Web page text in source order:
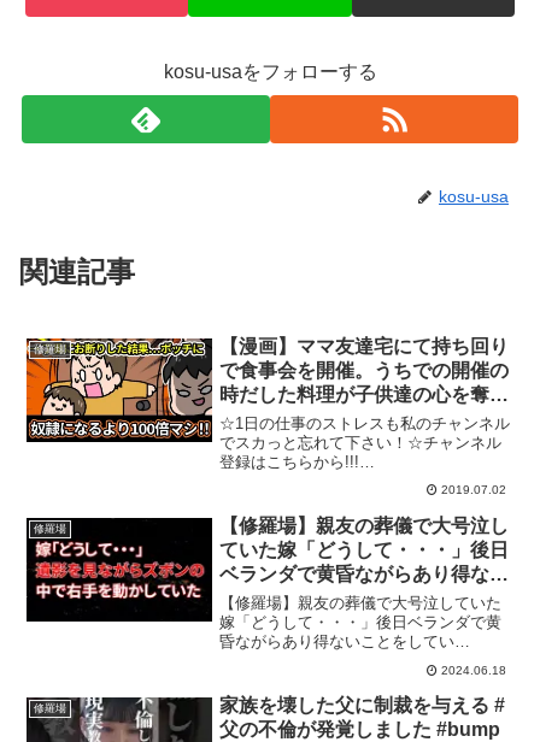
kosu-usaをフォローする
kosu-usa
関連記事
修羅場
【漫画】ママ友達宅にて持ち回り
で食事会を開催。うちでの開催の
時だした料理が子供達の心を奪っ
たのだが…→結果【マンガ動画】
☆1日の仕事のストレスも私のチャンネル
でスカっと忘れて下さい！☆チャンネル
登録はこちらから!!!
⇒☆☆☆☆☆☆☆☆☆☆☆☆☆☆☆☆☆
☆☆☆☆☆☆☆☆☆☆☆☆☆今日の漫画
の家のマンガ動画！⇒【漫画】ママ友達
宅にて持ち回りで食事会を開催。うち
で...
2019.07.02
修羅場
【修羅場】親友の葬儀で大号泣し
ていた嫁「どうして・・・」後日
ベランダで黄昏ながらあり得ない
ことをしていた・・・【スカッ
と】
【修羅場】親友の葬儀で大号泣していた
嫁「どうして・・・」後日ベランダで黄
昏ながらあり得ないことをしてい
た・・・【スカッと】『スカッと汚嫁ニ
ャンバ』では日常で起こる様々な修羅場
な体験談を朗読形式で投稿しておりま
す。是非チャンネル登録をお願いい...
2024.06.18
修羅場
家族を壊した父に制裁を与える #
父の不倫が発覚しました #bump